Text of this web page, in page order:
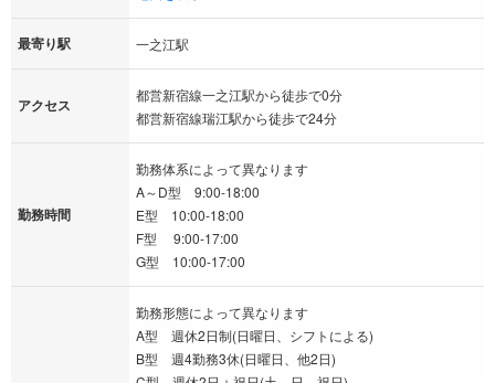
最寄り駅 一之江駅
アクセス
都営新宿線一之江駅から徒歩で0分
都営新宿線瑞江駅から徒歩で24分
勤務時間
勤務体系によって異なります
A～D型 9:00-18:00
E型 10:00-18:00
F型 9:00-17:00
G型 10:00-17:00
勤務形態によって異なります
A型 週休2日制(日曜日、シフトによる)
B型 週4勤務3休(日曜日、他2日)